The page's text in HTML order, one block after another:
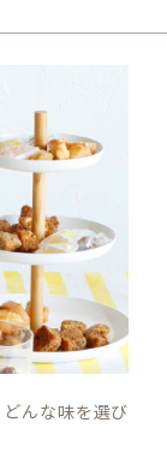
んな味を選び